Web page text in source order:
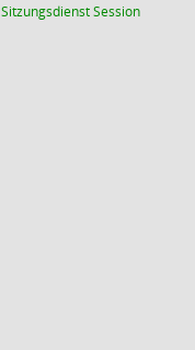
SitzungsdienstSession(Wird in